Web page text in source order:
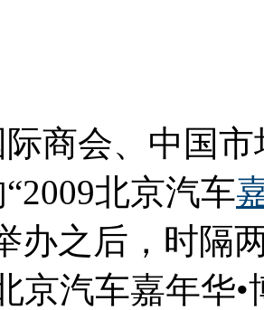
商会、中国
北京汽车
办之后，时隔
京汽车嘉年华